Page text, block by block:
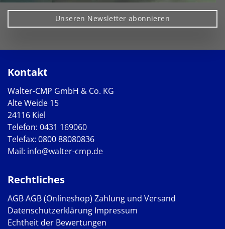
Unseren Newsletter abonnieren
Kontakt
Walter-CMP GmbH & Co. KG
Alte Weide 15
24116 Kiel
Telefon: 0431 169060
Telefax: 0800 88080836
Mail: info@walter-cmp.de
Rechtliches
AGBAGB (Onlineshop) Zahlung und Versand
Datenschutzerklärung Impressum
Echtheit der Bewertungen